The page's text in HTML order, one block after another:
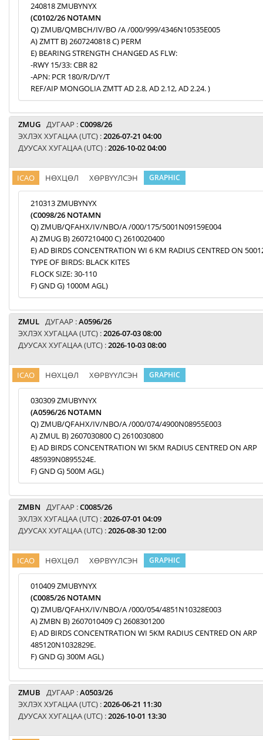
240818 ZMUBYNYX
(C0102/26 NOTAMN
Q) ZMUB/QMBCH/IV/BO /A /000/999/4346N10535E005
A) ZMTT B) 2607240818 C) PERM
E) BEARING STRENGTH CHANGED AS FLW:
-RWY 15/33: CBR 82
-APN: PCR 180/R/D/Y/T
REF/AIP MONGOLIA ZMTT AD 2.8, AD 2.12, AD 2.24. )
ZMUG ДУГААР :C0098/26
ЭХЛЭХ ХУГАЦАА (UTC) :2026-07-21 04:00
ДУУСАХ ХУГАЦАА (UTC) :2026-10-02 04:00
ICAO НӨХЦӨЛ ХӨРВҮҮЛСЭН GRAPHIC
210313 ZMUBYNYX
(C0098/26 NOTAMN
Q) ZMUB/QFAHX/IV/NBO/A /000/175/5001N09159E004
A) ZMUG B) 2607210400 C) 2610020400
E) AD BIRDS CONCENTRATION WI 6 KM RADIUS CENTRED ON
TYPE OF BIRDS: BLACK KITES
FLOCK SIZE: 30-110
F) GND G) 1000M AGL)
ZMUL ДУГААР :A0596/26
ЭХЛЭХ ХУГАЦАА (UTC) :2026-07-03 08:00
ДУУСАХ ХУГАЦАА (UTC) :2026-10-03 08:00
ICAO НӨХЦӨЛ ХӨРВҮҮЛСЭН GRAPHIC
030309 ZMUBYNYX
(A0596/26 NOTAMN
Q) ZMUB/QFAHX/IV/NBO/A /000/074/4900N08955E003
A) ZMUL B) 2607030800 C) 2610030800
E) AD BIRDS CONCENTRATION WI 5KM RADIUS CENTRED ON ARP
485939N0895524E.
F) GND G) 500M AGL)
ZMBN ДУГААР :C0085/26
ЭХЛЭХ ХУГАЦАА (UTC) :2026-07-01 04:09
ДУУСАХ ХУГАЦАА (UTC) :2026-08-30 12:00
ICAO НӨХЦӨЛ ХӨРВҮҮЛСЭН GRAPHIC
010409 ZMUBYNYX
(C0085/26 NOTAMN
Q) ZMUB/QFAHX/IV/NBO/A /000/054/4851N10328E003
A) ZMBN B) 2607010409 C) 2608301200
E) AD BIRDS CONCENTRATION WI 5KM RADIUS CENTRED ON ARP
485120N1032829E.
F) GND G) 300M AGL)
ZMUB ДУГААР :A0503/26
ЭХЛЭХ ХУГАЦАА (UTC) :2026-06-21 11:30
ДУУСАХ ХУГАЦАА (UTC) :2026-10-01 13:30